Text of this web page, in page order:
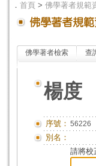
． 首頁 > 佛學著者規範
佛學著者檢索 查
楊度
序號： 56226
別名：
請將校